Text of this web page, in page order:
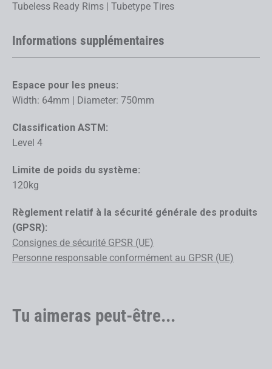
Tubeless Ready Rims | Tubetype Tires
Informations supplémentaires
Espace pour les pneus:
Width: 64mm | Diameter: 750mm
Classification ASTM:
Level 4
Limite de poids du système:
120kg
Règlement relatif à la sécurité générale des produits
(GPSR):
Consignes de sécurité GPSR (UE)
Personne responsable conformément au GPSR (UE)
Tu aimeras peut-être...